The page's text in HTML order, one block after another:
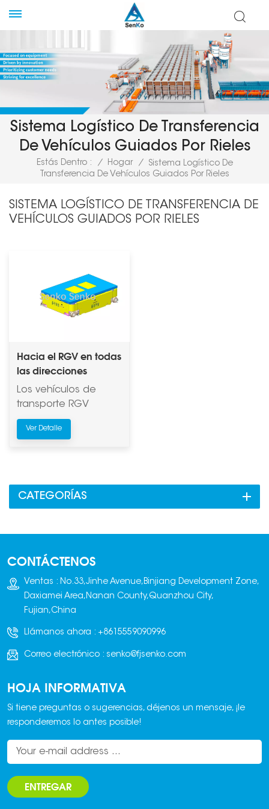
Sistema Logístico De Transferencia
De Vehículos Guiados Por Rieles
Estás Dentro : / Hogar /
Sistema Logístico De
Transferencia De Vehículos Guiados Por Rieles
SISTEMA LOGÍSTICO DE TRANSFERENCIA DE
VEHÍCULOS GUIADOS POR RIELES
Hacia el RGV en todas
las direcciones
/Vehículo de
transferencia
Los vehículos de
transporte RGV
(Vehículos Guiados
por Riel)
automatizados y
fabricación de
Mediante una red
preestablecida de
vías fijas o flexibles,
conectan con
etapas de
producción, como las
y las zonas de
apilamiento, lo que
permite una
bloques totalmente
automatizada. Los
bloques de ladrillo
son pesados ​​y el
Ver Detalle
CATEGORÍAS
CONTÁCTENOS
Ventas : No.33,Jinhe Avenue,Binjiang Development Zone,
Daxiamei Area,Nanan County,Quanzhou City,
Fujian,China
Llámanos ahora : +8615559090996
Correo electrónico : senko@fjsenko.com
HOJA INFORMATIVA
Si tiene preguntas o sugerencias, déjenos un mensaje, ¡le
responderemos lo antes posible!
ENTREGAR